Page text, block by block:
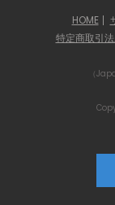
HOME
特定商取引
（